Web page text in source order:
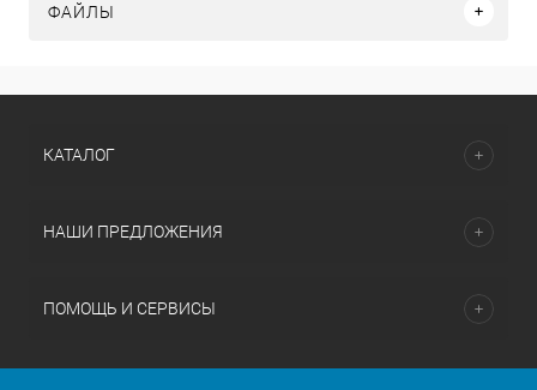
ФАЙЛЫ
КАТАЛОГ
НАШИ ПРЕДЛОЖЕНИЯ
ПОМОЩЬ И СЕРВИСЫ